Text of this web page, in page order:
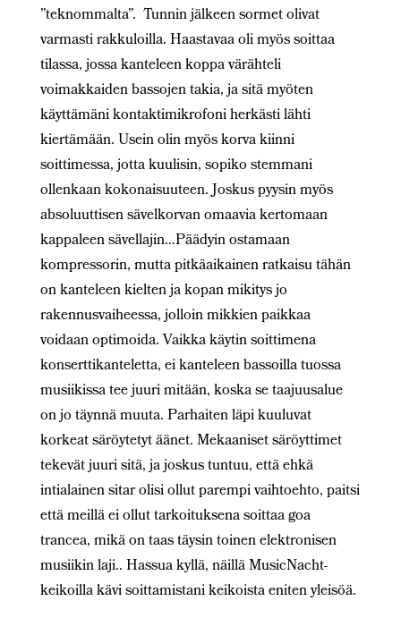
”teknommalta”. Tunnin jälkeen sormet olivat
varmasti rakkuloilla. Haastavaa oli myös soittaa
tilassa, jossa kanteleen koppa värähteli
voimakkaiden bassojen takia, ja sitä myöten
käyttämäni kontaktimikrofoni herkästi lähti
kiertämään. Usein olin myös korva kiinni
soittimessa, jotta kuulisin, sopiko stemmani
ollenkaan kokonaisuuteen. Joskus pyysin myös
absoluuttisen sävelkorvan omaavia kertomaan
kappaleen sävellajin…Päädyin ostamaan
kompressorin, mutta pitkäaikainen ratkaisu tähän
on kanteleen kielten ja kopan mikitys jo
rakennusvaiheessa, jolloin mikkien paikkaa
voidaan optimoida. Vaikka käytin soittimena
konserttikanteletta, ei kanteleen bassoilla tuossa
musiikissa tee juuri mitään, koska se taajuusalue
on jo täynnä muuta. Parhaiten läpi kuuluvat
korkeat säröytetyt äänet. Mekaaniset säröyttimet
tekevät juuri sitä, ja joskus tuntuu, että ehkä
intialainen sitar olisi ollut parempi vaihtoehto, paitsi
että meillä ei ollut tarkoituksena soittaa goa
trancea, mikä on taas täysin toinen elektronisen
musiikin laji.. Hassua kyllä, näillä MusicNacht-
keikoilla kävi soittamistani keikoista eniten yleisöä.